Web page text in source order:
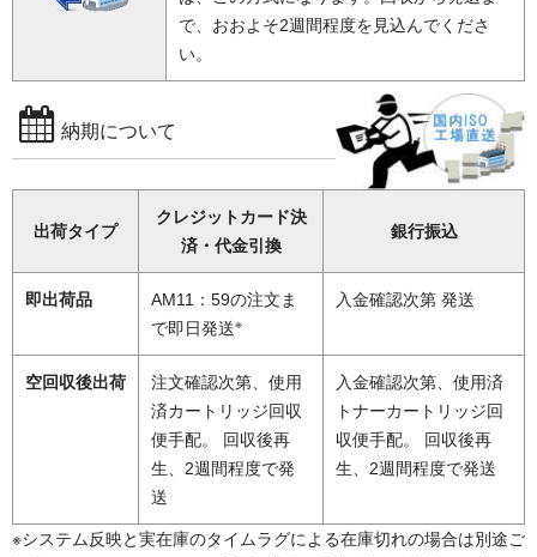
で、おおよそ2週間程度を見込んでくださ
い。
納期について
出荷タイプ
クレジットカード決
済・代金引換
銀行振込
即出荷品
AM11：59の注文ま
で即日発送※
入金確認次第 発送
空回収後出荷
注文確認次第、使用
済カートリッジ回収
便手配。 回収後再
生、2週間程度で発
送
入金確認次第、使用済
トナーカートリッジ回
収便手配。 回収後再
生、2週間程度で発送
※システム反映と実在庫のタイムラグによる在庫切れの場合は別途ご